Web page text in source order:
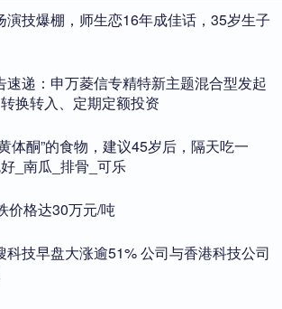
演技爆棚，师生恋16年成佳话，35岁生子
速递：申万菱信专精特新主题混合型发起
换转入、定期定额投资
体酮”的食物，建议45岁后，隔天吃一
_南瓜_排骨_可乐
价格达30万元/吨
科技早盘大涨逾51% 公司与香港科技公司